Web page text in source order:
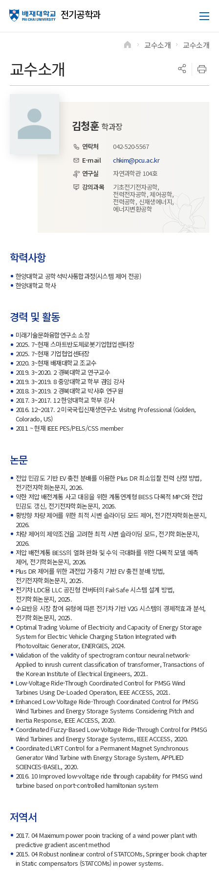
전기공학과
교수소개
교수소개 교수소개
김청훈 학과장
연락처
042-520-5567
E-mail
chkim@pcu.ac.kr
연구실
자연과학관 104호
강의과목
기초전기전자공학,
전력전자공학, 제어공학,
전력공학, 신재생에너지,
에너지변환공학
학력사항
한양대학교 공학석박사통합과정(시스템 제어 전공)
한양대학교 학사
경력 및 활동
미래기술문화융합연구소 소장
2025. 7~현재 스마트반도체로봇기업협업센터장
2025. 7~현재 기업협업센터장
2020. 3~현재 배재대학교 조교수
2019. 3~2020. 2 경북대학교 연구교수
2019. 3~2019. 8 중앙대학교 학부 겸임 강사
2018. 3~2019. 2 경북대학교 박사후 연구원
2017. 3~2017. 12 한양대학교 학부 강사
2016. 12~2017. 2 미국국립신재생연구소 Visitng Professional (Golden,
Colorado, US)
2011 ~ 현재 IEEE PES/PELS/CSS member
논문
전압 민감도 기반 EV 충전 분배를 이용한 Plus DR 최소입찰 전력 산정 방법,
전기전자학회논문지, 2026.
약한 저압 배전계통 사고 대응을 위한 계통연계형 BESS 다목적 MPC와 전압
민감도 갱신, 전기전자학회논문지, 2026.
횡방향 차량 제어를 위한 최적 시변 슬라이딩 모드 제어, 전기전자학회논문지,
2026.
차량 제어의 제약조건을 고려한 최적 시변 슬라이딩 모드, 전기학회논문지,
2026.
저압 배전계통 BESS의 열화 완화 및 수익 극대화를 위한 다목적 모델 예측
제어, 전기학회논문지, 2026.
Plus DR 제어를 위한 과전압 가중치 기반 EV 충전 분배 방법,
전기전자학회논문지, 2025.
전기차 LDC용 LLC 공진형 컨버터의 Fail-Safe 시스템 설계 방법,
전기학회논문지, 2025.
수요반응 시장 참여 유형에 따른 전기차 기반 V2G 시스템의 경제적효과 분석,
전기학회논문지, 2025.
Optimal Trading Volume of Electricity and Capacity of Energy Storage
System for Electric Vehicle Charging Station Integrated with
Photovoltaic Generator, ENERGIES, 2024.
Validation of the validity of spectrogram contour neural network-
Applied to inrush current classification of transformer, Transactions of
the Korean Institute of Electrical Engineers, 2021.
Low-Voltage Ride-Through Coordinated Control for PMSG Wind
Turbines Using De-Loaded Operation, IEEE ACCESS, 2021.
Enhanced Low-Voltage Ride-Through Coordinated Control for PMSG
Wind Turbines and Energy Storage Systems Considering Pitch and
Inertia Response, IEEE ACCESS, 2020.
Coordinated Fuzzy-Based Low-Voltage Ride-Through Control for PMSG
Wind Turbines and Energy Storage Systems, IEEE ACCESS, 2020.
Coordinated LVRT Control for a Permanent Magnet Synchronous
Generator Wind Turbine with Energy Storage System, APPLIED
SCIENCES-BASEL, 2020.
2016. 10 Improved low-voltage ride through capability for PMSG wind
turbine based on port-controlled hamiltonian system
저역서
2017. 04 Maximum power pooin tracking of a wind power plant with
predictive gradient ascent method
2015. 04 Robust nonlinear control of STATCOMs, Springer book chapter
in Static compensators (STATCOMs) in power systems.